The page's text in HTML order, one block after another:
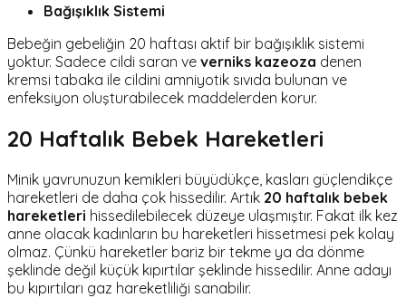
Bağışıklık Sistemi
Bebeğin gebeliğin 20 haftası aktif bir bağışıklık sistemi
yoktur. Sadece cildi saran ve verniks kazeoza denen
kremsi tabaka ile cildini amniyotik sıvıda bulunan ve
enfeksiyon oluşturabilecek maddelerden korur.
20 Haftalık Bebek Hareketleri
Minik yavrunuzun kemikleri büyüdükçe, kasları güçlendikçe
hareketleri de daha çok hissedilir. Artık 20 haftalık bebek
hareketleri hissedilebilecek düzeye ulaşmıştır. Fakat ilk kez
anne olacak kadınların bu hareketleri hissetmesi pek kolay
olmaz. Çünkü hareketler bariz bir tekme ya da dönme
şeklinde değil küçük kıpırtılar şeklinde hissedilir. Anne adayı
bu kıpırtıları gaz hareketliliği sanabilir.